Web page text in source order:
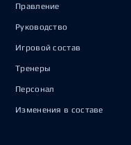
Правление
Руководство
Игровой состав
Тренеры
Персонал
Изменения в составе